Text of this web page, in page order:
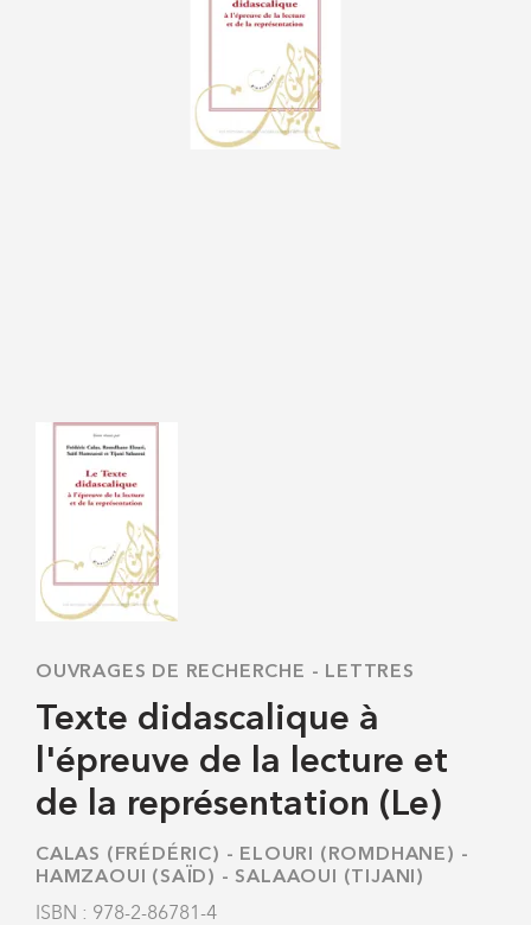
OUVRAGES DE RECHERCHE - LETTRES
Texte didascalique à
l'épreuve de la lecture et
de la représentation (Le)
CALAS (FRÉDÉRIC) - ELOURI (ROMDHANE) -
HAMZAOUI (SAÏD) -SALAAOUI (TIJANI)
ISBN : 978-2-86781-4